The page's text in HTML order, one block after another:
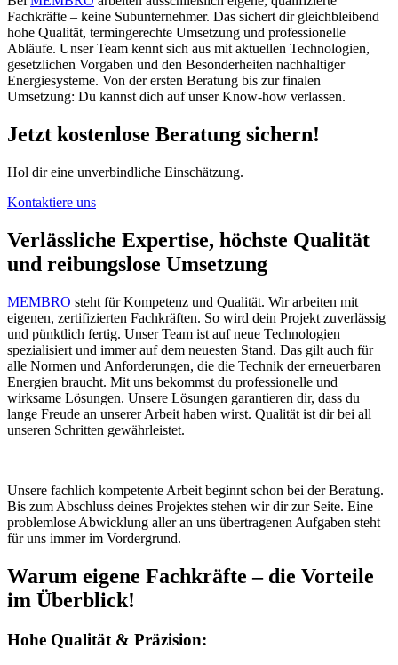
Fachkräfte – keine Subunternehmer. Das sichert dir gleichbleibend
hohe Qualität, termingerechte Umsetzung und professionelle
Abläufe. Unser Team kennt sich aus mit aktuellen Technologien,
gesetzlichen Vorgaben und den Besonderheiten nachhaltiger
Energiesysteme. Von der ersten Beratung bis zur finalen
Umsetzung: Du kannst dich auf unser Know-how verlassen.
Jetzt kostenlose Beratung sichern!
Hol dir eine unverbindliche Einschätzung.
Kontaktiere uns
Verlässliche Expertise, höchste Qualität
und reibungslose Umsetzung
MEMBRO steht für Kompetenz und Qualität. Wir arbeiten mit
eigenen, zertifizierten Fachkräften. So wird dein Projekt zuverlässig
und pünktlich fertig. Unser Team ist auf neue Technologien
spezialisiert und immer auf dem neuesten Stand. Das gilt auch für
alle Normen und Anforderungen, die die Technik der erneuerbaren
Energien braucht. Mit uns bekommst du professionelle und
wirksame Lösungen. Unsere Lösungen garantieren dir, dass du
lange Freude an unserer Arbeit haben wirst. Qualität ist dir bei all
unseren Schritten gewährleistet.
Unsere fachlich kompetente Arbeit beginnt schon bei der Beratung.
Bis zum Abschluss deines Projektes stehen wir dir zur Seite. Eine
problemlose Abwicklung aller an uns übertragenen Aufgaben steht
für uns immer im Vordergrund.
Warum eigene Fachkräfte – die Vorteile
im Überblick!
Hohe Qualität & Präzision: